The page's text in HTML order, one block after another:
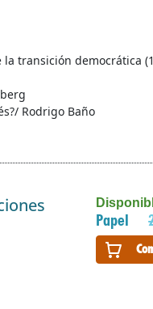
transición democrática
Rodrigo Baño
Papel